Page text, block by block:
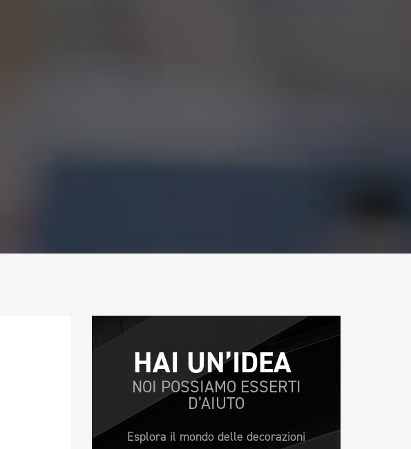
HAI UN’IDEA
NOI POSSIAMO ESSERTI
D’AIUTO
Esplora il mondo delle decorazioni